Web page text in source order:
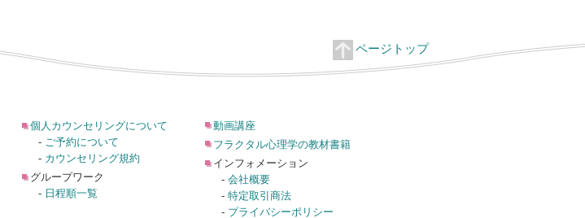
ページトップ
個人カウンセリングについて
- ご予約について
- カウンセリング規約
グループワーク
- 日程順一覧
動画講座
フラクタル心理学の教材書籍
インフォメーション
- 会社概要
- 特定取引商法
- プライバシーポリシー